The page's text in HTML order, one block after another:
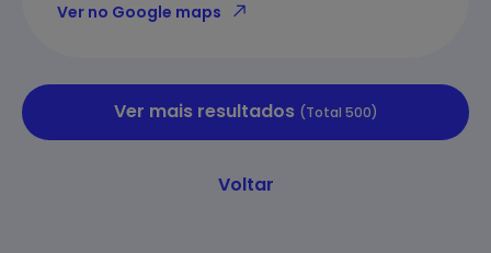
Ver no Google maps
Ver mais resultados (Total 500)
Voltar